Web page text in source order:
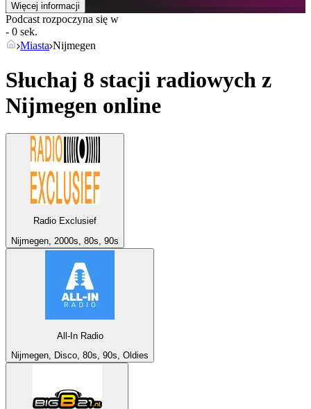
Więcej informacji
Podcast rozpoczyna się w
- 0 sek.
Miasta Nijmegen
Słuchaj 8 stacji radiowych z
Nijmegen online
Radio Exclusief
Nijmegen, 2000s, 80s, 90s
All-In Radio
Nijmegen, Disco, 80s, 90s, Oldies